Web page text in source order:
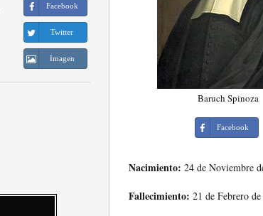
Facebook
Twitter
Imagen
Baruch Spinoza
Facebook
Nacimiento: 24 de Noviembre
Fallecimiento: 21 de Febrero